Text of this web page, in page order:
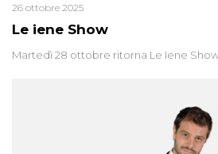
Le iene Show
26 ottobre 2025
Martedì 28 ottobre ritorna Le Iene Show